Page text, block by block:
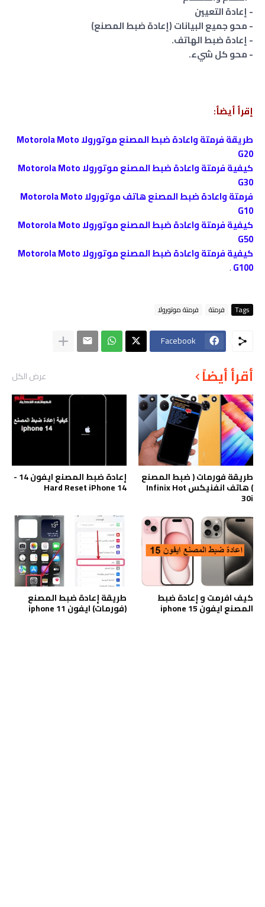
- إعادة التعيين
- محو جميع البيانات (إعادة ضبط المصنع)
- إعادة ضبط الهاتف.
- محو كل شيء.
إقرأ أيضأ:
ﻃﺮﻳﻘﺔ فرمتة واعادة ضبط المصنع موتورولا Motorola Moto
G20
كيفية فرمتة واعادة ضبط المصنع موتورولا Motorola Moto
G30
فرمتة واعادة ضبط المصنع هاتف موتورولا Motorola Moto
G10
كيفية فرمتة واعادة ضبط المصنع موتورولا Motorola Moto
G50
كيفية فرمتة واعادة ضبط المصنع موتورولا Motorola Moto
G100
.
Tags فرمتة فرمتة موتورولا
Facebook
أقرأ أيضاً عرض الكل
طريقة فورمات ( ضبط المصنع
) هاتف انفنيكس Infinix Hot
30i
إعادة ضبط المصنع ايفون 14 -
Hard Reset iPhone 14
كيف افرمت و إعادة ضبط
المصنع ايفون iphone 15
طريقة إعادة ضبط المصنع
(فورمات) ايفون iphone 11